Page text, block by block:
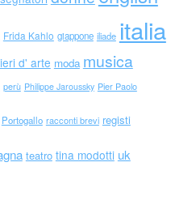
Frida Kahlo giappone iliade italia
d' arte moda musica
perù Philippe Jaroussky Pier Paolo
Portogallo racconti brevi registi
teatro tina modotti uk